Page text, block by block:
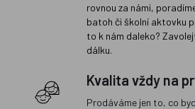
rovnou za námi,
batoh či školní aktovku
to k nám daleko?
dálku.
Kvalita vždy na
Prodáváme jen to, co